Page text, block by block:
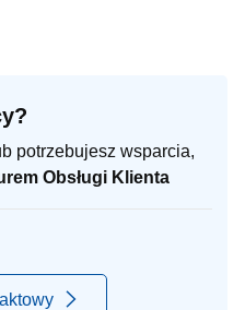
potrzebujesz wsparcia,
Obsługi Klienta